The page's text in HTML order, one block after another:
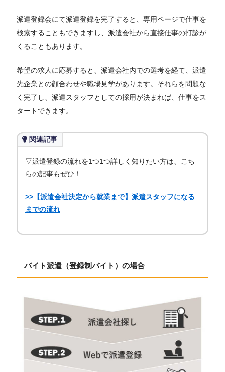
派遣登録会にて派遣登録を完了すると、専用ページで仕事を
検索することもできますし、派遣会社から直接仕事の打診が
くることもあります。
希望の求人に応募すると、派遣会社内での選考を経て、派遣
先企業との顔合わせや職場見学があります。それらを問題な
く完了し、派遣スタッフとしての採用が決まれば、仕事をス
タートできます。
関連記事
▽派遣登録の流れを1つ1つ詳しく知りたい方は、こち
らの記事もぜひ！
>>【派遣会社決定から就業まで】派遣スタッフになる
までの流れ
バイト派遣（登録制バイト）の場合